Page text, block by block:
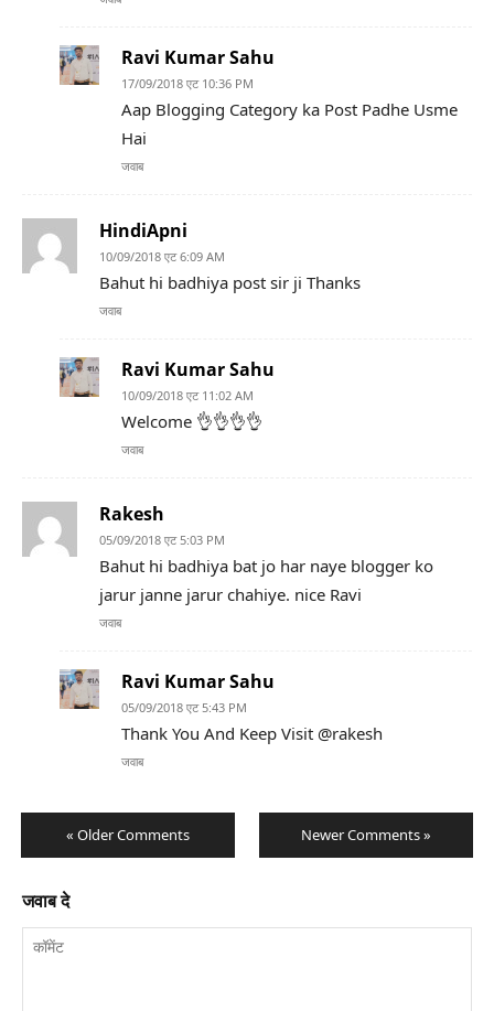
Ravi Kumar Sahu
17/09/2018 एट 10:36 PM
Aap Blogging Category ka Post Padhe Usme
Hai
जवाब
HindiApni
10/09/2018 एट 6:09 AM
Bahut hi badhiya post sir ji Thanks
जवाब
Ravi Kumar Sahu
10/09/2018 एट 11:02 AM
Welcome 👌👌👌👌
जवाब
Rakesh
05/09/2018 एट 5:03 PM
Bahut hi badhiya bat jo har naye blogger ko
jarur janne jarur chahiye. nice Ravi
जवाब
Ravi Kumar Sahu
05/09/2018 एट 5:43 PM
Thank You And Keep Visit @rakesh
जवाब
« Older Comments Newer Comments »
जवाब दे